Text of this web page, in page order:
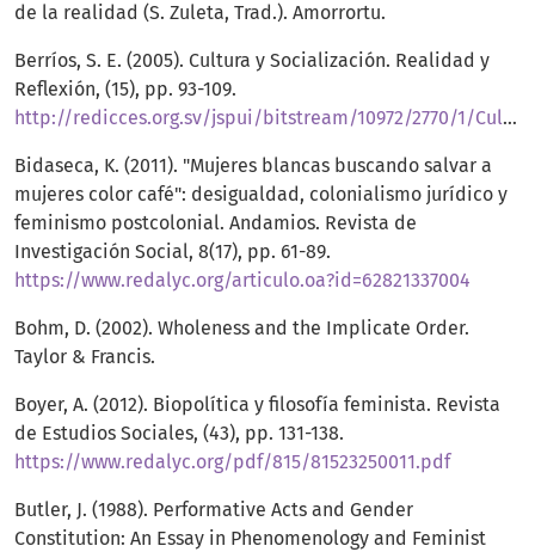
de la realidad (S. Zuleta, Trad.). Amorrortu.
Berríos, S. E. (2005). Cultura y Socialización. Realidad y
Reflexión, (15), pp. 93-109.
http://redicces.org.sv/jspui/bitstream/10972/2770/1/Cultura%20y%20socializaci%C3%B3n.pdf.pdf
Bidaseca, K. (2011). "Mujeres blancas buscando salvar a
mujeres color café": desigualdad, colonialismo jurídico y
feminismo postcolonial. Andamios. Revista de
Investigación Social, 8(17), pp. 61-89.
https://www.redalyc.org/articulo.oa?id=62821337004
Bohm, D. (2002). Wholeness and the Implicate Order.
Taylor & Francis.
Boyer, A. (2012). Biopolítica y filosofía feminista. Revista
de Estudios Sociales, (43), pp. 131-138.
https://www.redalyc.org/pdf/815/81523250011.pdf
Butler, J. (1988). Performative Acts and Gender
Constitution: An Essay in Phenomenology and Feminist